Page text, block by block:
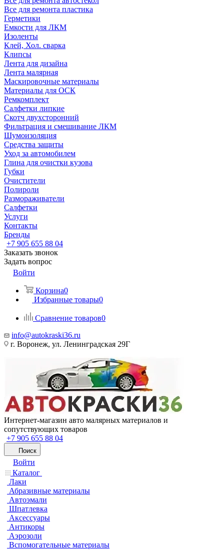
Все для ремонта пластика
Герметики
Емкости для ЛКМ
Изоленты
Клей, Хол. сварка
Клипсы
Лента для дизайна
Лента малярная
Маскировочные материалы
Материалы для ОСК
Ремкомплект
Салфетки липкие
Скотч двухсторонний
Фильтрация и смешивание ЛКМ
Шумоизоляция
Средства защиты
Уход за автомобилем
Глина для очистки кузова
Губки
Очистители
Полироли
Размораживатели
Салфетки
Услуги
Контакты
Бренды
+7 905 655 88 04
Заказать звонок
Задать вопрос
Войти
Корзина0
Избранные товары0
Сравнение товаров0
info@autokraski36.ru
г. Воронеж, ул. Ленинградская 29Г
Интернет-магазин авто малярных материалов и
сопутствующих товаров
+7 905 655 88 04
Поиск
Войти
Каталог
Лаки
Абразивные материалы
Автоэмали
Шпатлевка
Аксессуары
Антикоры
Аэрозоли
Вспомогательные материалы